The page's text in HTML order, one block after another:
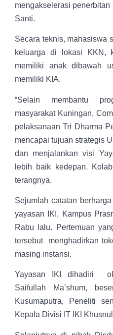
mengakselerasi penerbitan
Santi.
Secara teknis, mahasiswa
keluarga di lokasi KKN,
memiliki anak dibawah
memiliki KIA.
“Selain membantu
masyarakat Kuningan,
pelaksanaan Tri Dharma
mencapai tujuan strategis
dan menjalankan visi
lebih baik kedepan.
terangnya.
Sejumlah catatan
yayasan IKI, Kampus
Rabu lalu. Pertemuan
tersebut menghadirkan
masing instansi.
Yayasan IKI dihadiri
Saifullah Ma’shum,
Kusumaputra, Peneliti
Kepala Divisi IT IKI